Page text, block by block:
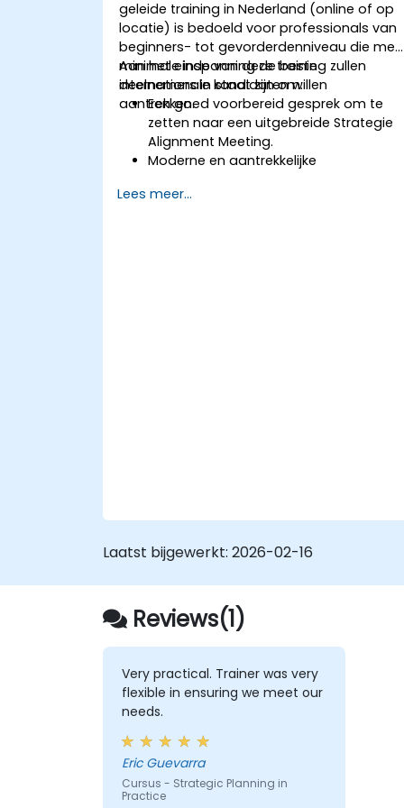
geleide training in Nederland (online of op
locatie) is bedoeld voor professionals van
beginners- tot gevorderdenniveau die met
minimale inspanning de beste
internationale kandidaten willen
aantrekken.
Aan het einde van deze training zullen
deelnemers in staat zijn om:
Een goed voorbereid gesprek om te
zetten naar een uitgebreide Strategie
Alignment Meeting.
Moderne en aantrekkelijke
Employer Branding- en EVP-strategieën
Lees meer...
Laatst bijgewerkt: 2026-02-16
Reviews(1)
Very practical. Trainer was very
flexible in ensuring we meet our
needs.
Eric Guevarra
Cursus - Strategic Planning in
Practice